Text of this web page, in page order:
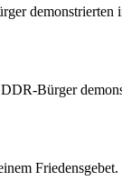
demonstrierten
Bürger